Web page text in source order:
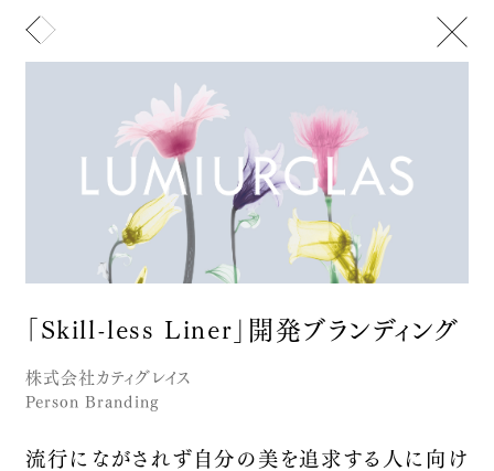
メニュー
トップ
山﨑晴太郎について
お知らせ
ニュースレター
文化活動
デザイン
Image
セイタロウデザイングループ
IMAGINATURE【空想動物図鑑】
Let's note | Panasonic
AQUA FAB
Product Branding
「Skill-less Liner」開発ブランディング
株式会社カティグレイス
Person Branding
流行にながされず自分の美を追求する人に向け